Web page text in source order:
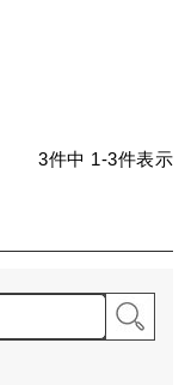
3件中 1-3件表示